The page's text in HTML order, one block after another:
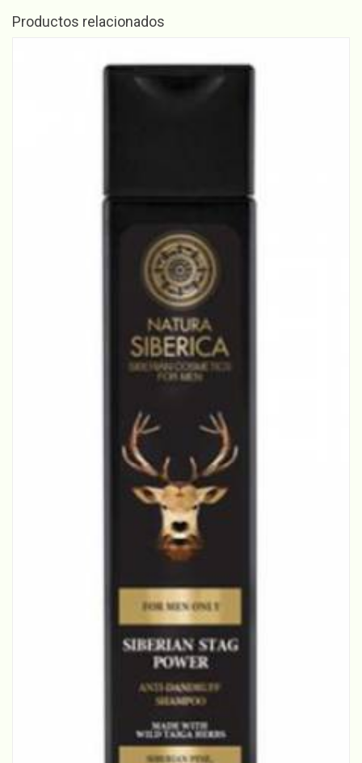
Mireya
Productos relacionados